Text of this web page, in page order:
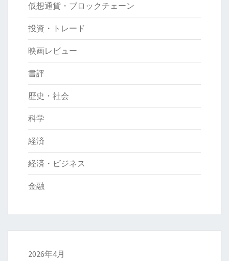
仮想通貨・ブロックチェーン
投資・トレード
映画レビュー
書評
歴史・社会
科学
経済
経済・ビジネス
金融
2026年4月